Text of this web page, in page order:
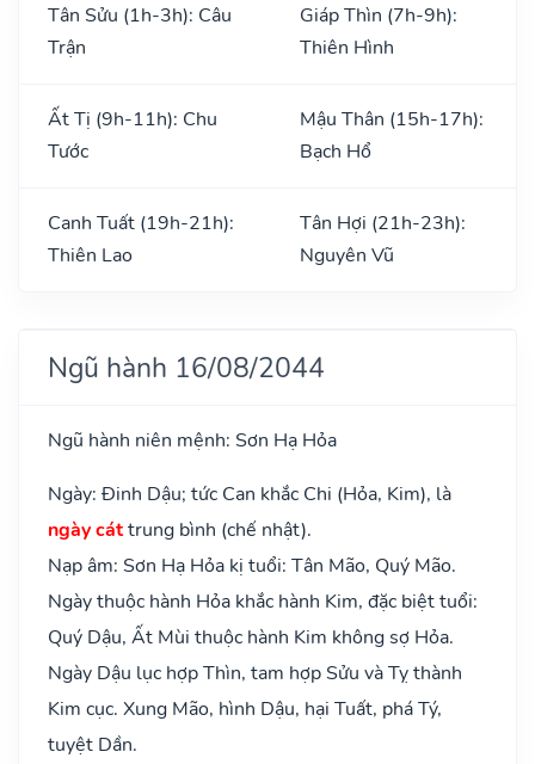
Tân Sửu (1h-3h): Câu
Trận
Giáp Thìn (7h-9h):
Thiên Hình
Ất Tị (9h-11h): Chu
Tước
Mậu Thân (15h-17h):
Bạch Hổ
Canh Tuất (19h-21h):
Thiên Lao
Tân Hợi (21h-23h):
Nguyên Vũ
Ngũ hành 16/08/2044
Ngũ hành niên mệnh: Sơn Hạ Hỏa
Ngày: Đinh Dậu; tức Can khắc Chi (Hỏa, Kim), là
ngày cáttrung bình (chế nhật).
Nạp âm: Sơn Hạ Hỏa kị tuổi: Tân Mão, Quý Mão.
Ngày thuộc hành Hỏa khắc hành Kim, đặc biệt tuổi:
Quý Dậu, Ất Mùi thuộc hành Kim không sợ Hỏa.
Ngày Dậu lục hợp Thìn, tam hợp Sửu và Tỵ thành
Kim cục. Xung Mão, hình Dậu, hại Tuất, phá Tý,
tuyệt Dần.